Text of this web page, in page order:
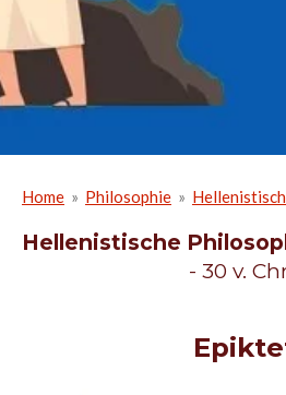
Home » Philosophie »
Hellenistische
- 30 v.